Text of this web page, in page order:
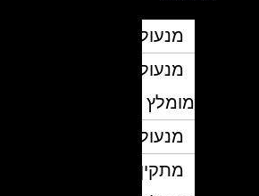
מנעולן
מנעולן
מומלץ
מנעולנים
מתקין